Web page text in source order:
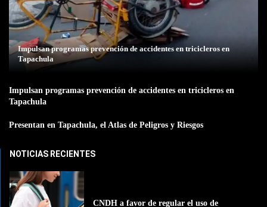
Impulsan programas prevención de accidentes en tricicleros en
Tapachula
Impulsan programas prevención de accidentes en tricicleros en
Tapachula
Presentan en Tapachula, el Atlas de Peligros y Riesgos
NOTICIAS RECIENTES
CNDH a favor de regular el uso de